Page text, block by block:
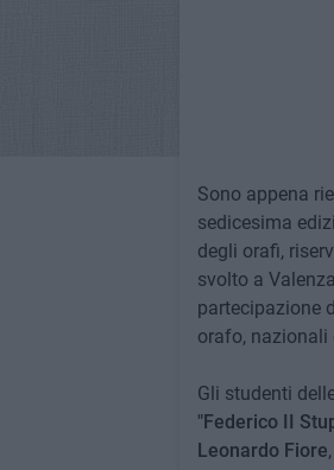
Sono appena
sedicesima
degli orafi,
svolto a
partecipazione
orafo, nazionali
Gli studenti
"Federico II
Leonardo Fiore